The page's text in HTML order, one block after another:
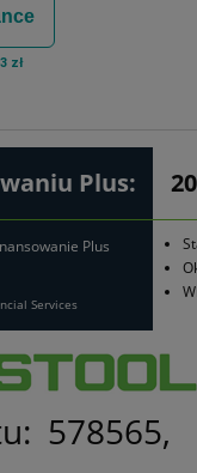
zł
Plus:
Plus
Services
578565,